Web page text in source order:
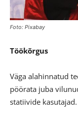
Foto: Pixabay
Töökõrgus
Väga alahinnatud
pöörata juba
statiivide kasutajad.